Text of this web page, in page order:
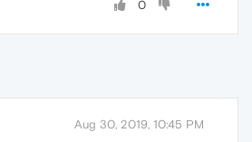
0
Aug 30, 2019, 10:45 PM